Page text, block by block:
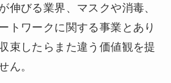
伸びる業界、マスクや消毒、
トワークに関する事業とあり
束したらまた違う価値観を提
ん。